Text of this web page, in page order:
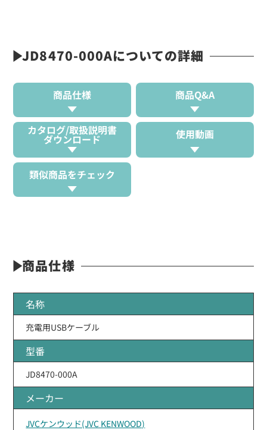
JD8470-000Aについての詳細
商品仕様 商品Q&A
カタログ/取扱説明書
ダウンロード 使用動画
類似商品をチェック
商品仕様
名称
充電用USBケーブル
型番
JD8470-000A
メーカー
JVCケンウッド(JVC KENWOOD)